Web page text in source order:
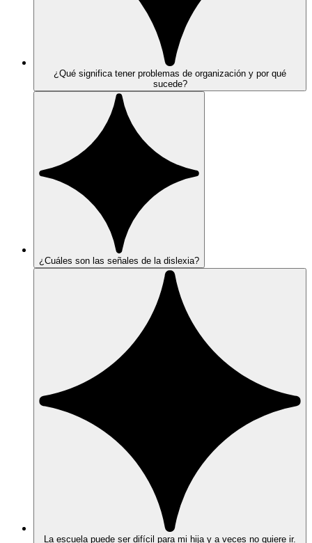
¿Qué significa tener problemas de organización y por qué
sucede?
¿Cuáles son las señales de la dislexia?
La escuela puede ser difícil para mi hija y a veces no quiere ir.